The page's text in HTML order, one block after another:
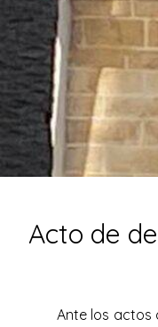
Acto de
Ante los actos